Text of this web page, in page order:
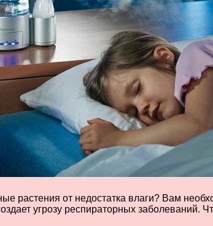
растения от недостатка влаги? Вам
угрозу респираторных